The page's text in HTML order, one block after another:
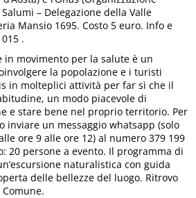
– Delegazione della Valle
Mansio 1695. Costo 5 euro. Info e
.
in movimento per la salute è un
la popolazione e i turisti
in molteplici attività per far sì che il
un modo piacevole di
e stare bene nel proprio territorio. Per
inviare un messaggio whatsapp (solo
ore 9 alle ore 12) al numero 379 199
20 persone a evento. Il programma di
naturalistica con guida
delle bellezze del luogo. Ritrovo